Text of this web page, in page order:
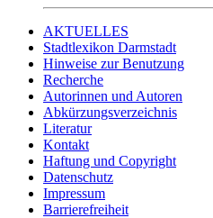
AKTUELLES
Stadtlexikon Darmstadt
Hinweise zur Benutzung
Recherche
Autorinnen und Autoren
Abkürzungsverzeichnis
Literatur
Kontakt
Haftung und Copyright
Datenschutz
Impressum
Barrierefreiheit